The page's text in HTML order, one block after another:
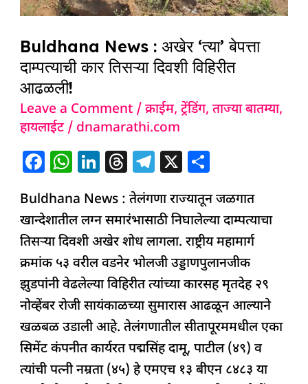
Buldhana News : अखेर ‘त्या’ बेपत्ता
दाम्पत्याची कार तिसऱ्या दिवशी विहिरीत
आढळली!
Leave a Comment /क्राईम,ट्रेंडिंग,ताज्या बातम्या,
हायलाईट/ dnamarathi.com
F
c
e
b
o
o
k
W
at
s
A
p
p
Li
k
e
dI
n
T
h
re
a
d
s
T
e
g
ra
m
X
ar
e
Buldhana News : तेलंगणा राज्यातून जळगात
खान्देशातील लग्न समारंभासाठी निघालेल्या दाम्पत्याचा
तिसऱ्या दिवशी अखेर शोध लागला. राष्ट्रीय महामार्ग
क्रमांक ५३ वरील वडनेर भोलजी उड्डाणपुलानजीक
झुडपांनी वेढलेल्या विहिरीत त्यांच्या कारसह मृतदेह २९
नोव्हेंबर रोजी सायंकाळच्या सुमारास आढळून आल्याने
खळबळ उडाली आहे. तेलंगणातील सीतापूरममधील एका
सिमेंट कंपनीत कार्यरत पद्मसिंह दामू, पाटील (४९) व
त्यांची पत्नी नम्रता (४५) हे एमएच १३ बीएन ८४८३ या